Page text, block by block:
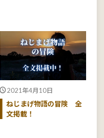
2021年4月10日
ねじまげ物語の冒険 全
文掲載！